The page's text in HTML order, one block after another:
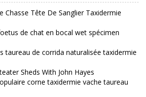
Chasse Tête De Sanglier Taxidermie
de chat en bocal wet spécimen
taureau de corrida naturalisée taxidermie
Sheds With John Hayes
corne taxidermie vache taureau